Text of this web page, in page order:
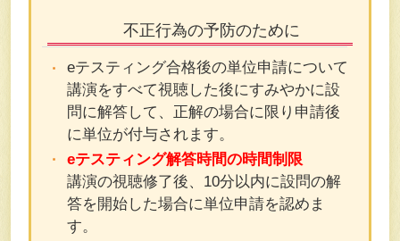
不正行為の予防のために
eテスティング合格後の単位申請について
講演をすべて視聴した後にすみやかに設
問に解答して、正解の場合に限り申請後
に単位が付与されます。
eテスティング解答時間の時間制限
講演の視聴修了後、10分以内に設問の解
答を開始した場合に単位申請を認めま
す。